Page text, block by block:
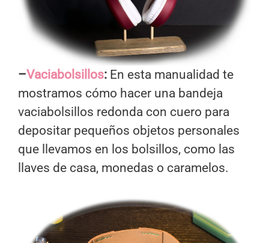
–Vaciabolsillos: En esta manualidad te
mostramos cómo hacer una bandeja
vaciabolsillos redonda con cuero para
depositar pequeños objetos personales
que llevamos en los bolsillos, como las
llaves de casa, monedas o caramelos.